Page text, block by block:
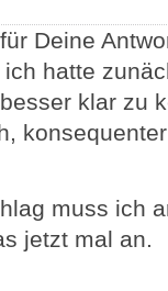
Deine
hatte
klar zu
muss ich
jetzt mal an.